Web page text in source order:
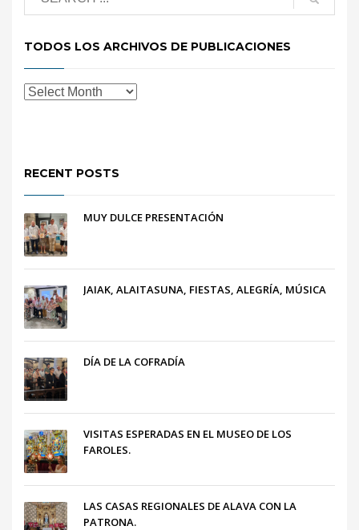
TODOS LOS ARCHIVOS DE PUBLICACIONES
RECENT POSTS
MUY DULCE PRESENTACIÓN
JAIAK, ALAITASUNA, FIESTAS, ALEGRÍA, MÚSICA
DÍA DE LA COFRADÍA
VISITAS ESPERADAS EN EL MUSEO DE LOS
FAROLES.
LAS CASAS REGIONALES DE ALAVA CON LA
PATRONA.